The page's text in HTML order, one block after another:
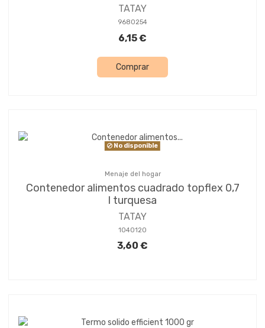
TATAY
9680254
6,15 €
Comprar
No disponible
Menaje del hogar
Contenedor alimentos cuadrado topflex 0,7
l turquesa
TATAY
1040120
3,60 €